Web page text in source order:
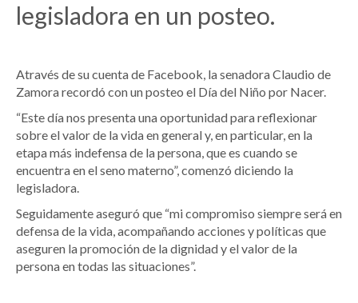
legisladora en un posteo.
Através de su cuenta de Facebook, la senadora Claudio de
Zamora recordó con un posteo el Día del Niño por Nacer.
“Este día nos presenta una oportunidad para reflexionar
sobre el valor de la vida en general y, en particular, en la
etapa más indefensa de la persona, que es cuando se
encuentra en el seno materno”, comenzó diciendo la
legisladora.
Seguidamente aseguró que “mi compromiso siempre será en
defensa de la vida, acompañando acciones y políticas que
aseguren la promoción de la dignidad y el valor de la
persona en todas las situaciones”.